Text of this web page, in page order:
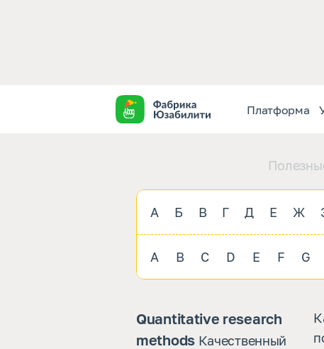
Платформа
А Б В Г Д Е Ж
A B C D E F G
Quantitative research
methods Качественный